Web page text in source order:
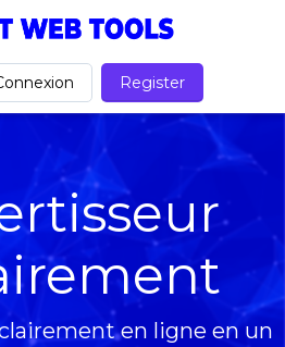
Register
en ligne en un